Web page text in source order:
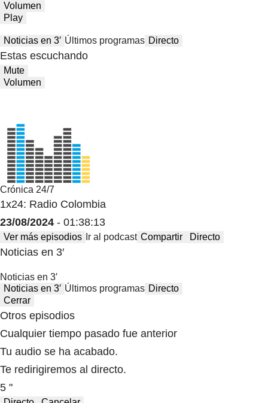
Volumen
Play
Noticias en 3′ Últimos programas Directo
Estas escuchando
Mute
Volumen
Crónica 24/7
1x24: Radio Colombia
23/08/2024 - 01:38:13
Ver más episodios Ir al podcast Compartir Directo
Noticias en 3′
Noticias en 3′
Noticias en 3′ Últimos programas Directo
Cerrar
Otros episodios
Cualquier tiempo pasado fue anterior
Tu audio se ha acabado.
Te redirigiremos al directo.
5 "